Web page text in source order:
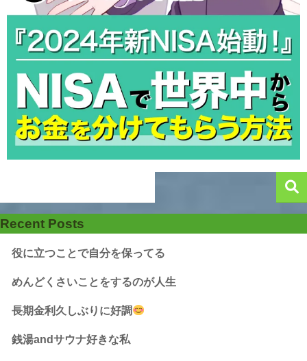
Recent Posts
役に立つことで自分を保ってる
めんどくさいことをするのが人生
長期金利久しぶりに好調
銭湯andサウナ好きな私